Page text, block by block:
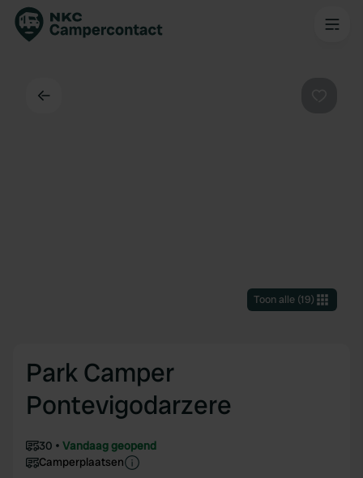
Toon alle(19)
Park Camper
Pontevigodarzere
30
Vandaag geopend
Camperplaatsen